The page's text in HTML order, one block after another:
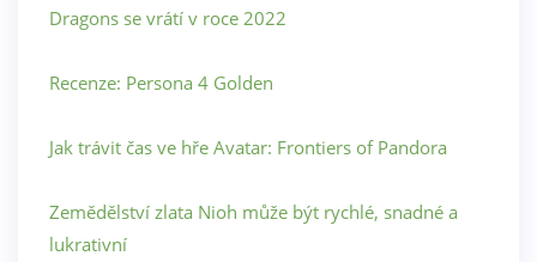
Dragons se vrátí v roce 2022
Recenze: Persona 4 Golden
Jak trávit čas ve hře Avatar: Frontiers of Pandora
Zemědělství zlata Nioh může být rychlé, snadné a
lukrativní